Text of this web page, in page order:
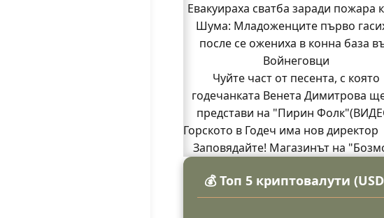
Евакуираха сватба заради пожара
Шума: Младоженците първо
после се ожениха в конна база
Войнеговци
Чуйте част от песента, с която
годечанката Венета Димитрова
представи на "Пирин
Горското в Годеч има нов директор
Заповядайте! Магазинът на
Бивш шеф на полицията в Годеч
ОДМВР-Видин
💰 Топ 5 криптовалути